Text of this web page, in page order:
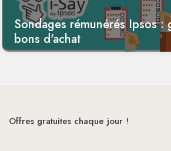
Sondages rémunérés Ipsos :
bons d'achat
Offres gratuites chaque jour !